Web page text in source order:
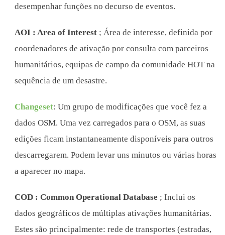
desempenhar funções no decurso de eventos.
AOI : Area of Interest ; Área de interesse, definida por
coordenadores de ativação por consulta com parceiros
humanitários, equipas de campo da comunidade HOT na
sequência de um desastre.
Changeset: Um grupo de modificações que você fez a
dados OSM. Uma vez carregados para o OSM, as suas
edições ficam instantaneamente disponíveis para outros
descarregarem. Podem levar uns minutos ou várias horas
a aparecer no mapa.
COD : Common Operational Database ; Inclui os
dados geográficos de múltiplas ativações humanitárias.
Estes são principalmente: rede de transportes (estradas,